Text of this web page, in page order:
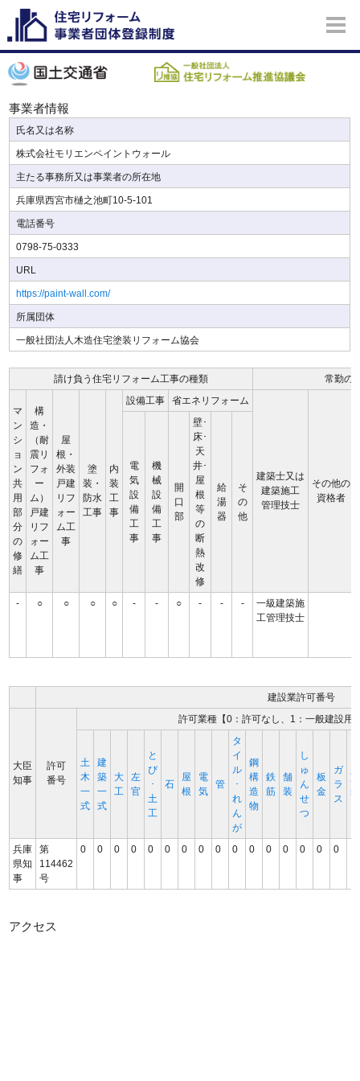
事業者情報
氏名又は名称
株式会社モリエンペイントウォール
主たる事務所又は事業者の所在地
兵庫県西宮市樋之池町10-5-101
電話番号
0798-75-0333
URL
https://paint-wall.com/
所属団体
一般社団法人木造住宅塗装リフォーム協会
請け負う住宅リフォーム工事の種類 常勤の
マ
ン
シ
ョ
ン
共
用
部
分
の
修
繕
構
造・
（耐
震リ
フォ
ー
ム）
戸建
リフ
ォー
ム工
事
屋
根・
外装
戸建
リフ
ォー
ム工
事
塗
装・
防水
工事
内
装
工
事
設備工事 省エネリフォーム
建築士又は
建築施工
管理技士
その他の
資格者
電
気
設
備
工
事
機
械
設
備
工
事
開
口
部
壁･
床･
天
井･
屋
根
等
の
断
熱
改
修
給
湯
器
そ
の
他
- ○ ○ ○ ○ - - ○ - - -
一級建築施
工管理技士
建設業許可番号
大臣
知事
許可
番号
許可業種【0：許可なし、1：一般建設用
土
木
一
式
建
築
一
式
大
工
左
官
と
び
･
土
工
石
屋
根
電
気
管
タ
イ
ル
･
れ
ん
が
鋼
構
造
物
鉄
筋
舗
装
し
ゅ
ん
せ
つ
板
金
ガ
ラ
ス
塗
装
兵庫
県知
事
第
114462
号
0 0 0 0 0 0 0 0 0 0 0 0 0 0 0 0
アクセス